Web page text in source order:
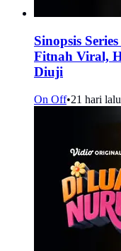
Sinopsis
Fitnah Viral,
Diuji
On Off•21 hari lalu